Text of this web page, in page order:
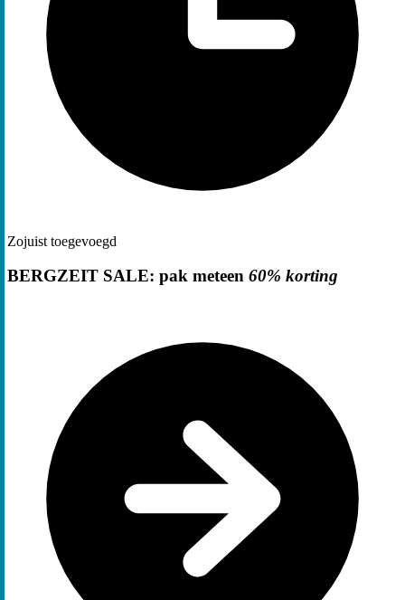
Zojuist toegevoegd
BERGZEIT SALE: pak meteen 60% korting